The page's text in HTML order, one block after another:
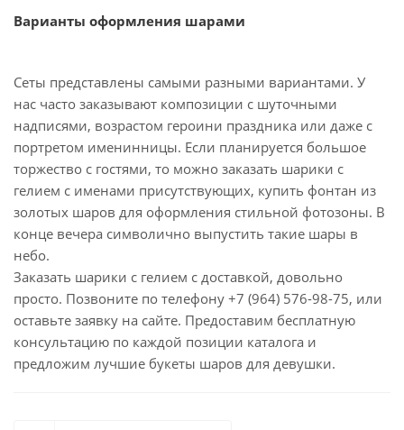
Варианты оформления шарами
Сеты представлены самыми разными вариантами. У
нас часто заказывают композиции с шуточными
надписями, возрастом героини праздника или даже с
портретом именинницы. Если планируется большое
торжество с гостями, то можно заказать шарики с
гелием с именами присутствующих, купить фонтан из
золотых шаров для оформления стильной фотозоны. В
конце вечера символично выпустить такие шары в
небо.
Заказать шарики с гелием с доставкой, довольно
просто. Позвоните по телефону +7 (964) 576-98-75, или
оставьте заявку на сайте. Предоставим бесплатную
консультацию по каждой позиции каталога и
предложим лучшие букеты шаров для девушки.